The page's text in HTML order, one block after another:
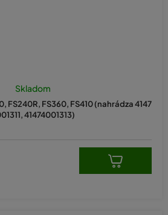
FS240R, FS360, FS410 (nahrádza 4147
41474001313)
Skladom